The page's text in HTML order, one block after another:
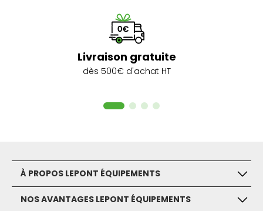
Livraison gratuite
dès 500€ d'achat HT
À PROPOS LEPONT ÉQUIPEMENTS
NOS AVANTAGES LEPONT ÉQUIPEMENTS